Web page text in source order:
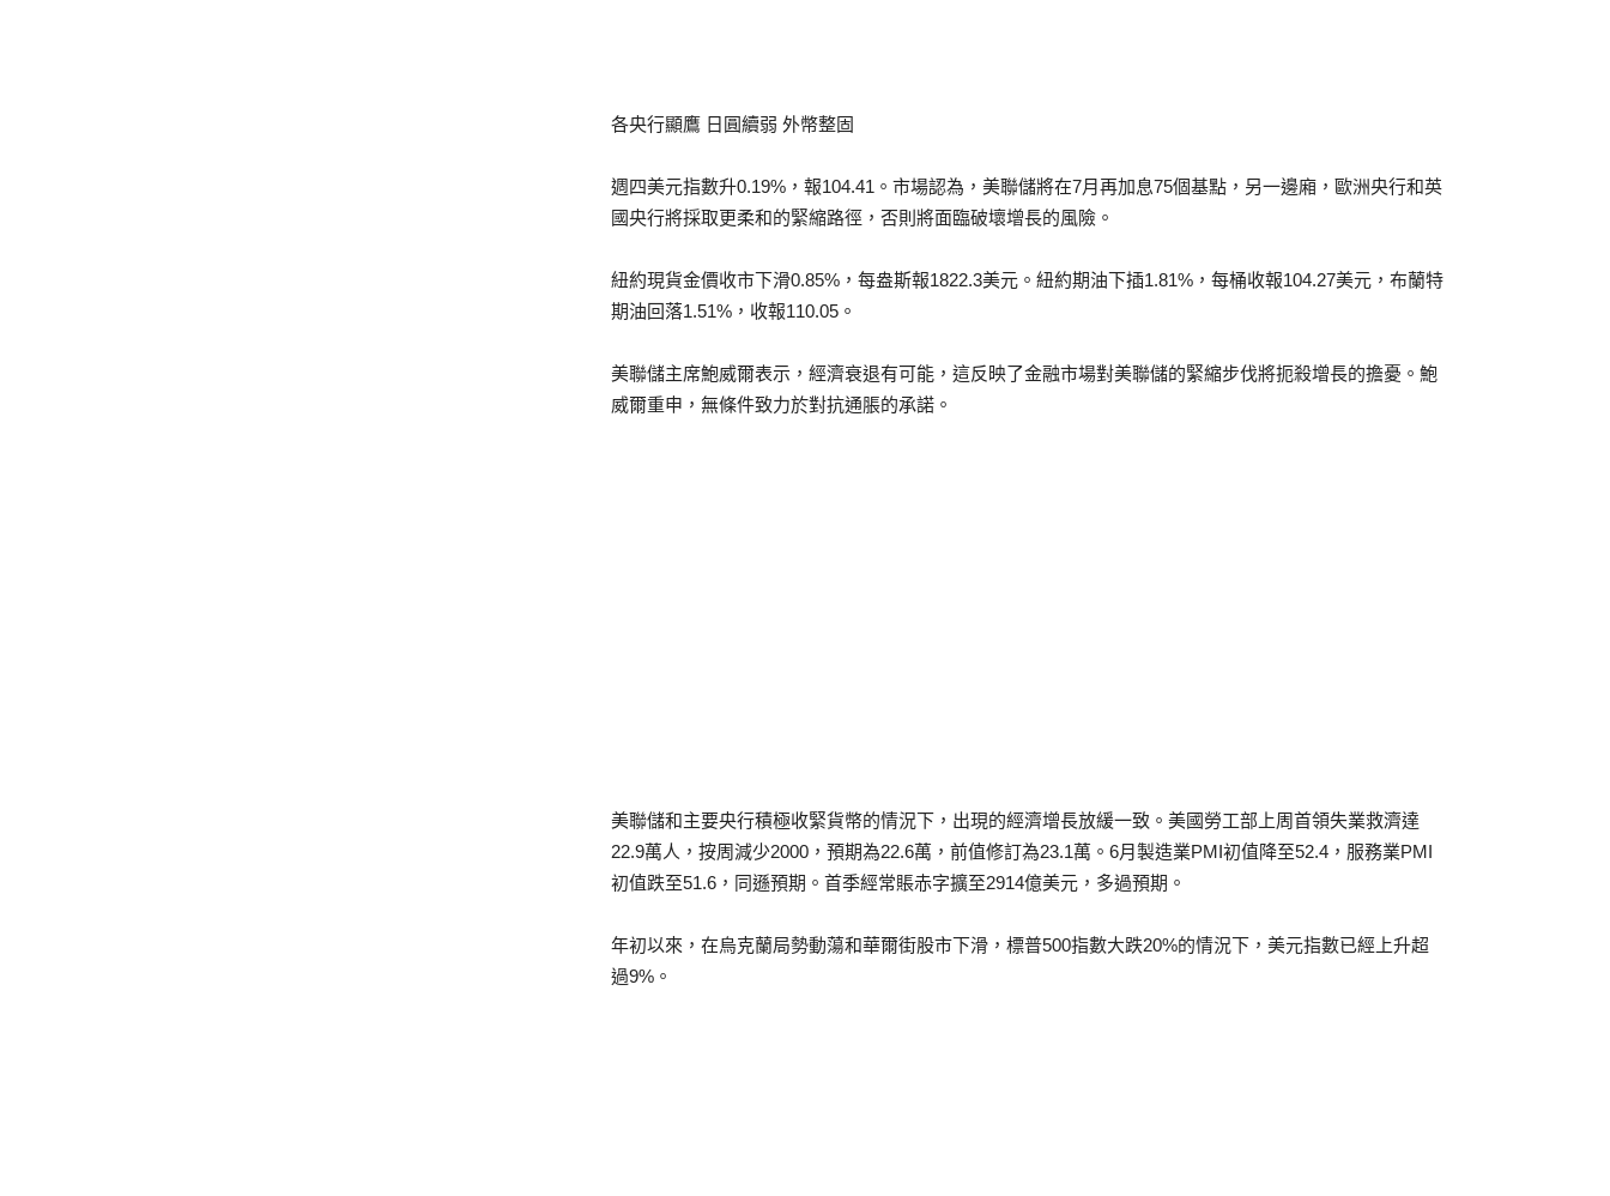
各央行顯鷹 日圓續弱 外幣整固
週四美元指數升0.19%，報104.41。市場認為，美聯儲將在7月再加息75個基點，另一邊廂，歐洲央行和英
國央行將採取更柔和的緊縮路徑，否則將面臨破壞增長的風險。
紐約現貨金價收市下滑0.85%，每盎斯報1822.3美元。紐約期油下插1.81%，每桶收報104.27美元，布蘭特
期油回落1.51%，收報110.05。
美聯儲主席鮑威爾表示，經濟衰退有可能，這反映了金融市場對美聯儲的緊縮步伐將扼殺增長的擔憂。鮑
威爾重申，無條件致力於對抗通脹的承諾。
美聯儲和主要央行積極收緊貨幣的情況下，出現的經濟增長放緩一致。美國勞工部上周首領失業救濟達
22.9萬人，按周減少2000，預期為22.6萬，前值修訂為23.1萬。6月製造業PMI初值降至52.4，服務業PMI
初值跌至51.6，同遜預期。首季經常賬赤字擴至2914億美元，多過預期。
年初以來，在烏克蘭局勢動蕩和華爾街股市下滑，標普500指數大跌20%的情況下，美元指數已經上升超
過9%。